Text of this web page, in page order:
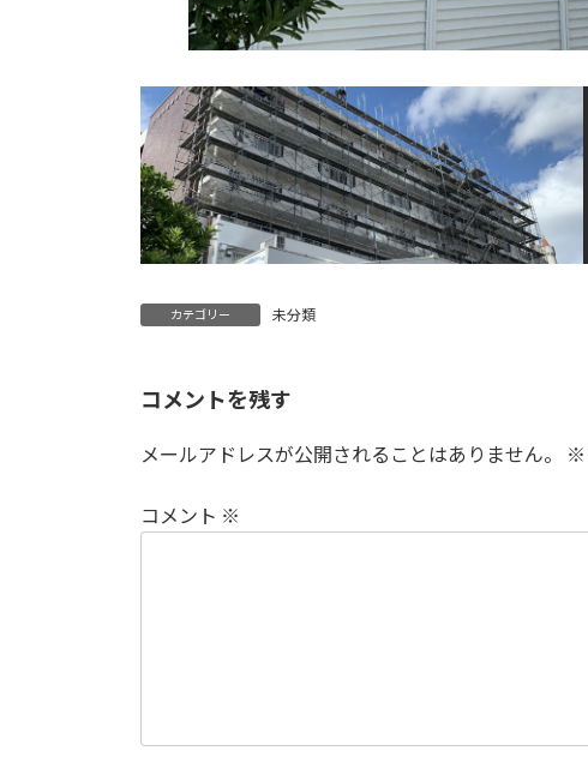
カテゴリー 未分類
コメントを残す
メールアドレスが公開されることはありません。 ※
コメント ※